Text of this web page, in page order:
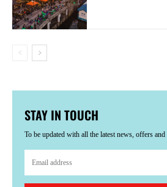
STAY IN TOUCH
To be updated with all the latest news, offers and